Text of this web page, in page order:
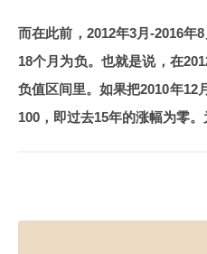
而在此前，2012年3月-2016年
18个月为负。也就是说，在
负值区间里。如果把2010年12
100，即过去15年的涨幅为零